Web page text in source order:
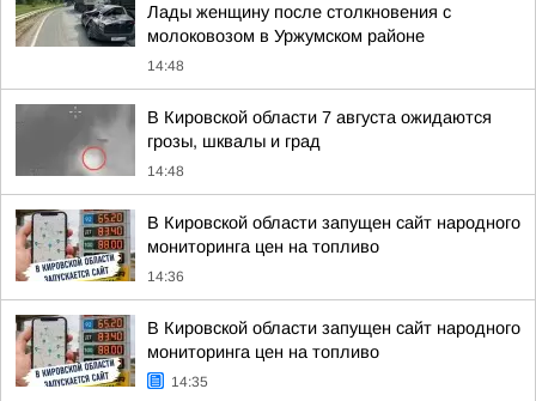
Лады женщину после столкновения с
молоковозом в Уржумском районе
14:48
В Кировской области 7 августа ожидаются
грозы, шквалы и град
14:48
В Кировской области запущен сайт народного
мониторинга цен на топливо
14:36
В Кировской области запущен сайт народного
мониторинга цен на топливо
14:35